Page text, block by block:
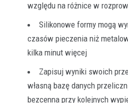
względu na różnice w
Silikonowe formy mogą
czasów pieczenia niż
kilka minut więcej
Zapisuj wyniki swoich
własną bazę danych
bezcenna przy kolejnych